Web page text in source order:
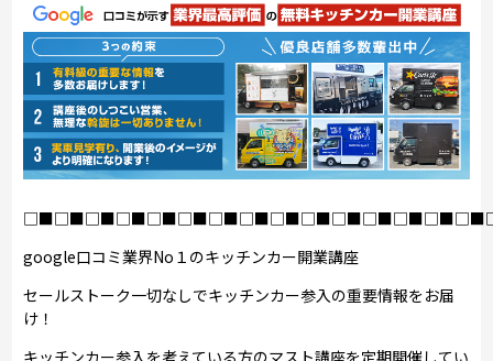
google口コミ業界No１のキッチンカー開業講座
セールストーク一切なしでキッチンカー参入の重要情報をお届
け！